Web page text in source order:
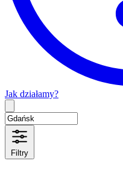
Jak działamy?
Filtry